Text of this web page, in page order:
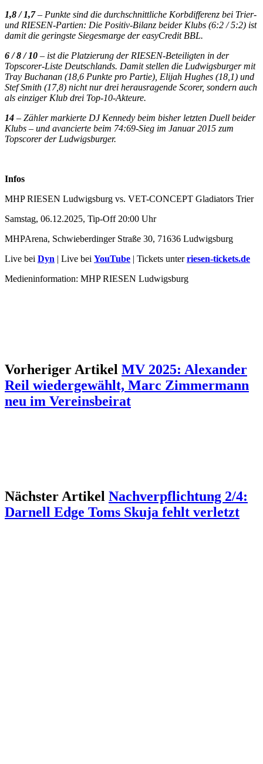
1,8 / 1,7– Punkte sind die durchschnittliche Korbdifferenz bei Trier-
und RIESEN-Partien: Die Positiv-Bilanz beider Klubs (6:2 / 5:2) ist
damit die geringste Siegesmarge der easyCredit BBL.
6 / 8 / 10 – ist die Platzierung der RIESEN-Beteiligten in der
Topscorer-Liste Deutschlands. Damit stellen die Ludwigsburger mit
Tray Buchanan (18,6 Punkte pro Partie), Elijah Hughes (18,1) und
Stef Smith (17,8) nicht nur drei herausragende Scorer, sondern auch
als einziger Klub drei Top-10-Akteure.
14 – Zähler markierte DJ Kennedy beim bisher letzten Duell beider
Klubs – und avancierte beim 74:69-Sieg im Januar 2015 zum
Topscorer der Ludwigsburger.
Infos
MHP RIESEN Ludwigsburg vs. VET-CONCEPT Gladiators Trier
Samstag, 06.12.2025, Tip-Off 20:00 Uhr
MHPArena, Schwieberdinger Straße 30, 71636 Ludwigsburg
Live bei Dyn | Live bei YouTube | Tickets unterriesen-tickets.de
Medieninformation: MHP RIESEN Ludwigsburg
Vorheriger Artikel MV 2025: Alexander
Reil wiedergewählt, Marc Zimmermann
neu im Vereinsbeirat
Nächster Artikel Nachverpflichtung 2/4:
Darnell Edge Toms Skuja fehlt verletzt